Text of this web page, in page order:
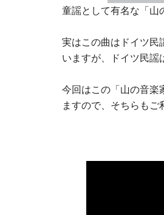
童謡として有名な「山
実はこの曲はドイツ民
いますが、ドイツ民謡
今回はこの「山の音楽
ますので、そちらもご